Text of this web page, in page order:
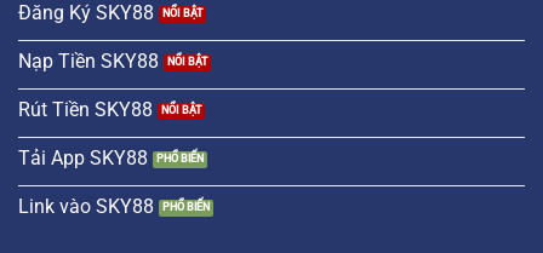
Đăng Ký SKY88
Nạp Tiền SKY88
Rút Tiền SKY88
Tải App SKY88
Link vào SKY88